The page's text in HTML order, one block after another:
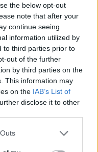
the below opt-out
note that after your
continue seeing
information utilized by
to third parties prior to
out of the further
by third parties on the
This information may
on the IAB’s List of
disclose it to other
τη χώρα
στο Άγαλμα
πλατεία Δημοτικού
Κέντρο.